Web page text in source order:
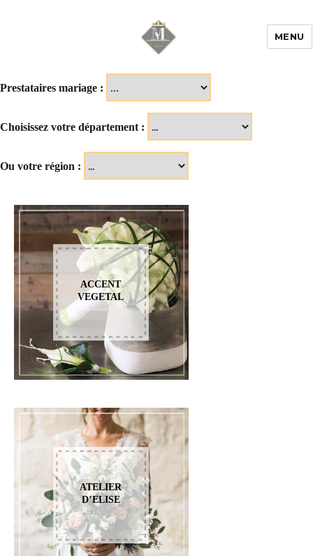
MENU
Prestataires mariage :
Choisissez votre département :
Ou votre région :
ACCENT
VEGETAL
ATELIER
D’ELISE